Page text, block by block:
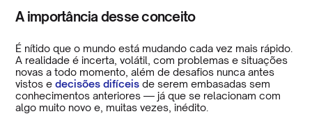
A importância desse conceito
É nítido que o mundo está mudando cada vez mais rápido.
A realidade é incerta, volátil, com problemas e situações
novas a todo momento, além de desafios nunca antes
vistos e decisões difíceis de serem embasadas sem
conhecimentos anteriores — já que se relacionam com
algo muito novo e, muitas vezes, inédito.